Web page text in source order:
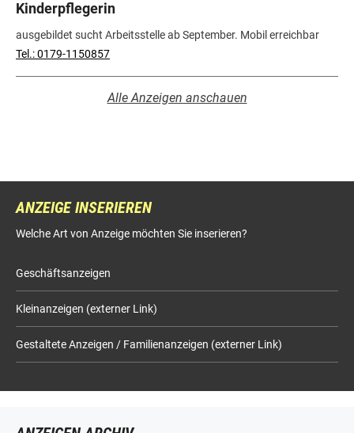
Kinderpflegerin
ausgebildet sucht Arbeitsstelle ab September. Mobil erreichbar
Tel.: 0179-1150857
Alle Anzeigen anschauen
ANZEIGE INSERIEREN
Welche Art von Anzeige möchten Sie inserieren?
Geschäftsanzeigen
Kleinanzeigen (externer Link)
Gestaltete Anzeigen / Familienanzeigen (externer Link)